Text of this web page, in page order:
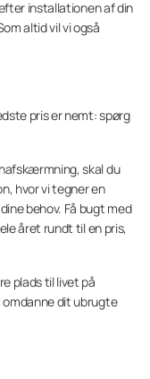
installationen af din
altid vil vi også
pris er nemt: spørg
skal du
hvor vi tegner en
behov. Få bugt med
året rundt til en pris,
plads til livet på
omdanne dit ubrugte